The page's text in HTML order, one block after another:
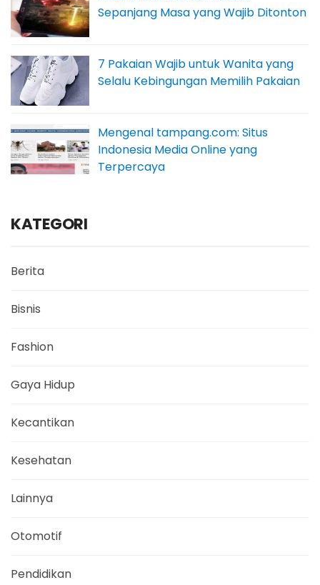
Sepanjang Masa yang Wajib Ditonton
7 Pakaian Wajib untuk Wanita yang
Selalu Kebingungan Memilih Pakaian
Mengenal tampang.com: Situs
Indonesia Media Online yang
Terpercaya
KATEGORI
Berita
Bisnis
Fashion
Gaya Hidup
Kecantikan
Kesehatan
Lainnya
Otomotif
Pendidikan